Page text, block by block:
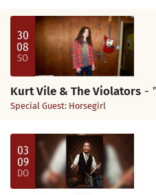
30
08
SO
Kurt Vile & The Violators -
Special Guest: Horsegirl
03
09
DO